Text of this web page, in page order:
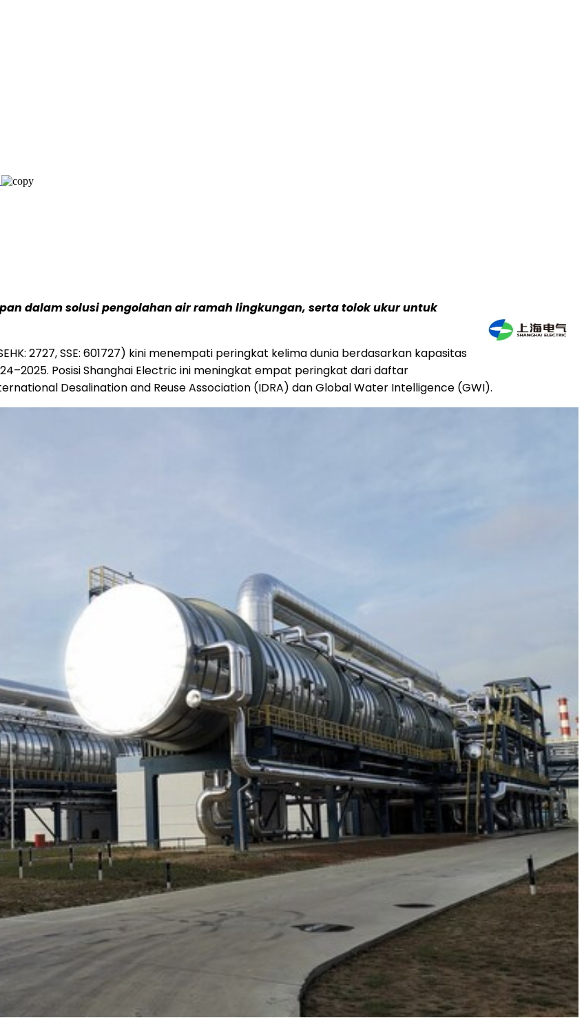
dalam solusi pengolahan air ramah lingkungan, serta tolok ukur untuk
2727, SSE: 601727) kini menempati peringkat kelima dunia berdasarkan kapasitas
Posisi Shanghai Electric ini meningkat empat peringkat dari daftar
Desalination and Reuse Association (IDRA) dan Global Water Intelligence (GWI).